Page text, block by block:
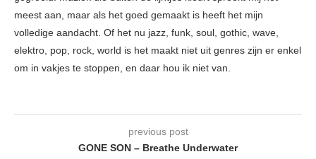
meest aan, maar als het goed gemaakt is heeft het mijn
volledige aandacht. Of het nu jazz, funk, soul, gothic, wave,
elektro, pop, rock, world is het maakt niet uit genres zijn er enkel
om in vakjes te stoppen, en daar hou ik niet van.
previous post
GONE SON – Breathe Underwater